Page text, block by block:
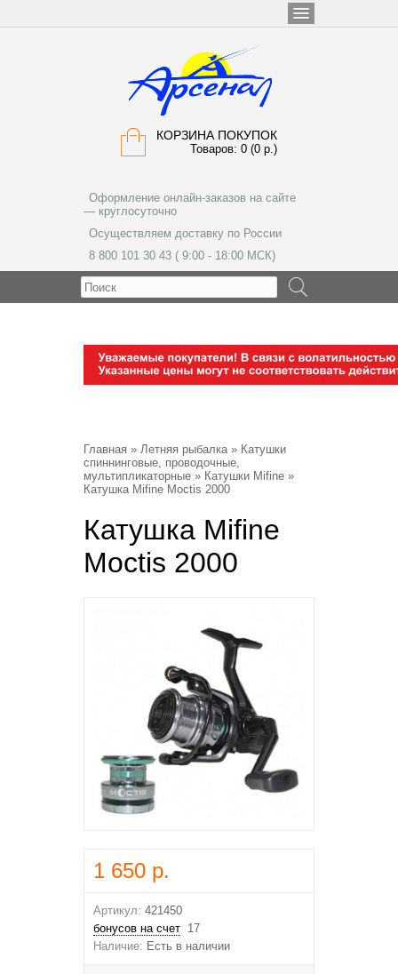
КОРЗИНА ПОКУПОК
Товаров: 0 (0 р.)
Оформление онлайн-заказов на сайте
— круглосуточно
Осуществляем доставку по России
8 800 101 30 43 ( 9:00 - 18:00 МСК)
Главная » Летняя рыбалка» Катушки
спиннинговые, проводочные,
мультипликаторные » Катушки Mifine »
Катушка Mifine Moctis 2000
Катушка Mifine
Moctis 2000
1 650 р.
Артикул: 421450
бонусов на счет 17
Наличие: Есть в наличии